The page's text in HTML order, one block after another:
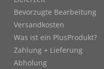
Bevorzugte Bearbeitung
Versandkosten
Was ist ein PlusProdukt?
Zahlung + Lieferung
Abholung